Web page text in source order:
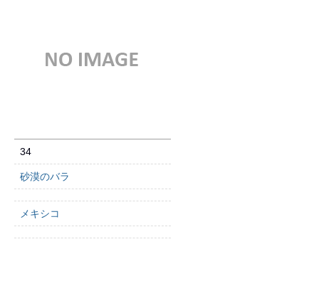
34
砂漠のバラ
メキシコ